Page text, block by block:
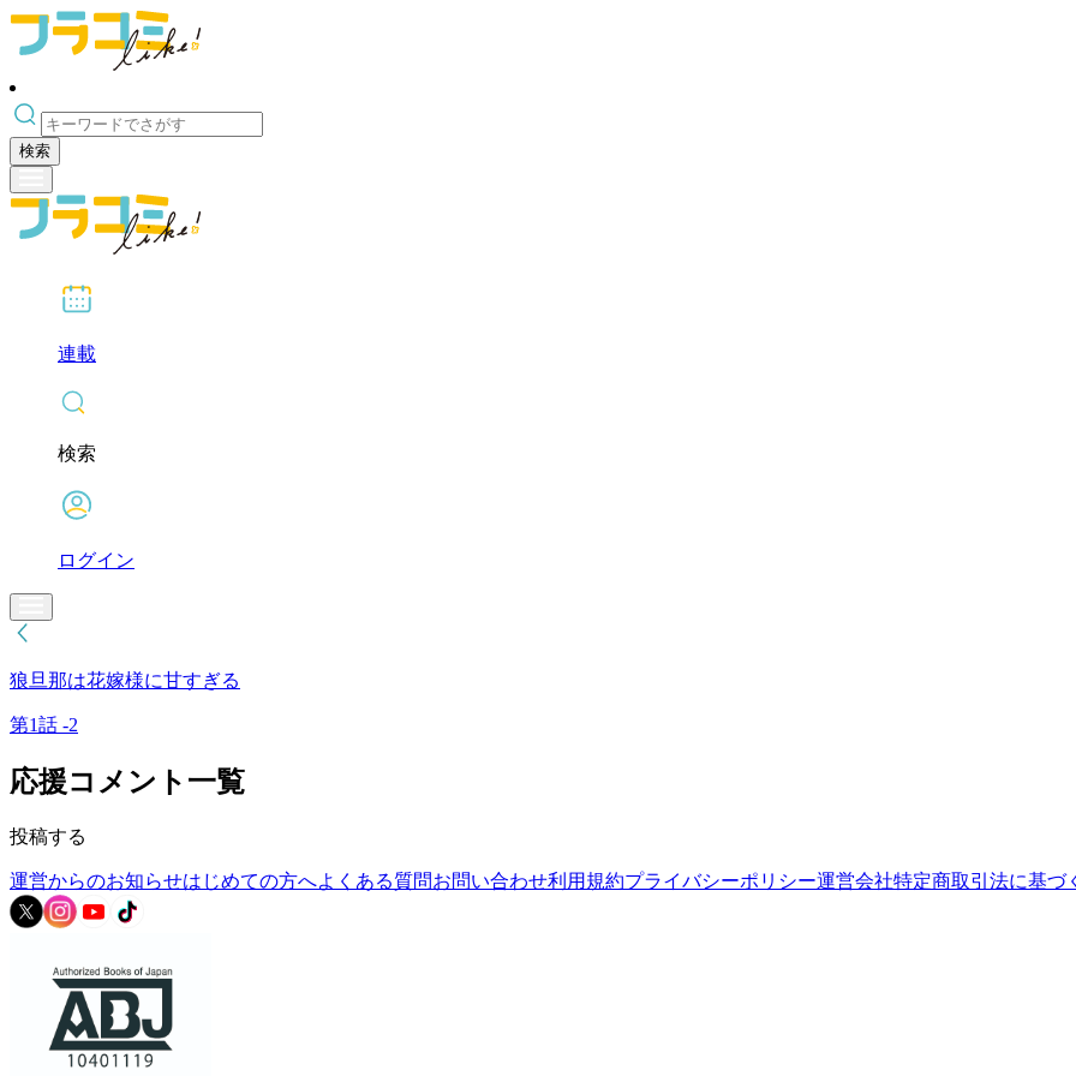
検索
連載
検索
ログイン
狼旦那は花嫁様に甘すぎる
第1話 -2
応援コメント一覧
投稿する
運営からのお知らせはじめての方へよくある質問お問い合わせ利用規約プライバシーポリシー運営会社特定商取引法に基づ